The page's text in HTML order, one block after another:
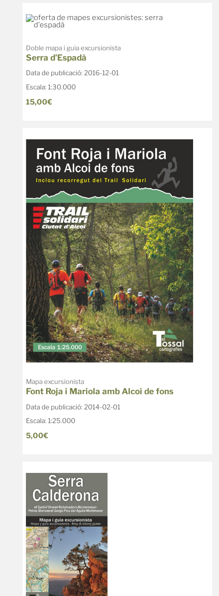
Doble mapa i guia excursionista
Serra d’Espadà
Data de publicació: 2016-12-01
Escala: 1:30.000
15,00€
Mapa excursionista
Font Roja i Mariola amb Alcoi de fons
Data de publicació: 2014-02-01
Escala: 1:25.000
5,00€